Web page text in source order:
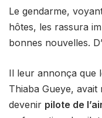
Le gendarme,
hôtes, les rassura
bonnes nouvelles.
Il leur annonça que
Thiaba Gueye,
devenir pilote de